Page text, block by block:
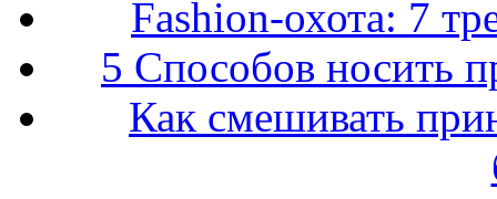
Fashion-охота: 7
5 Способов носить
Как смешивать